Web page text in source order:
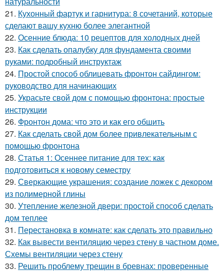
21. Кухонный фартук и гарнитура: 8 сочетаний, которые
сделают вашу кухню более элегантной
22. Осенние блюда: 10 рецептов для холодных дней
23. Как сделать опалубку для фундамента своими
руками: подробный инструктаж
24. Простой способ облицевать фронтон сайдингом:
руководство для начинающих
25. Украсьте свой дом с помощью фронтона: простые
инструкции
26. Фронтон дома: что это и как его обшить
27. Как сделать свой дом более привлекательным с
помощью фронтона
28. Статья 1: Осеннее питание для тех: как
подготовиться к новому семестру
29. Сверкающие украшения: создание ложек с декором
из полимерной глины
30. Утепление железной двери: простой способ сделать
дом теплее
31. Перестановка в комнате: как сделать это правильно
32. Как вывести вентиляцию через стену в частном доме.
Схемы вентиляции через стену
33. Решить проблему трещин в бревнах: проверенные